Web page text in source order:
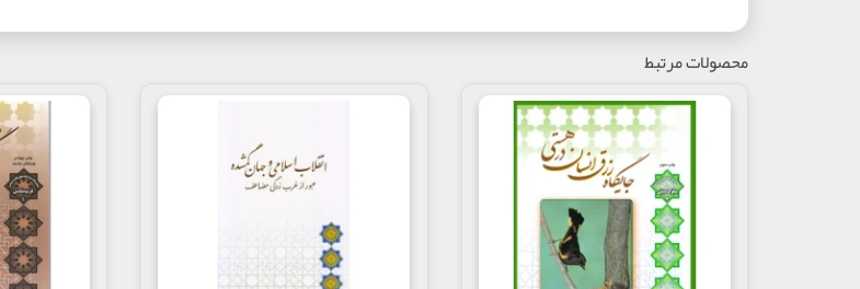
فَحَقّقْتُ الاُمْنِيَةَ و أخْلَصْتُ النِيّةَ و جَرَّدْتُ الْقَصدَ و الْهِمَّةَ الى إبرازِ هذا الكتاب كما حَدَّهُ لي رسولُ الله(ص) مِنْ غَيرِ
عبادهِ الَّذينَ لَيسَ لِلشَّيطانِ عَلَيْهم سلطانٌ، و أن يَخُصَّني في جميعِ ما يَرْقُمُهُ بَناني و يَنطِقُ بِهِ لِساني و يَنْطَوي عَلَيهِ جَناني
الْإعْتِصامي، حتّى أكونَ مُتَرْجِماً لا مُتَحَكِّماً، لِيَتَحَقَّقَ مَن يَقِفُ عَلَيهِ مِن أهلِ اللهِ، أصحابِ الْقُلوبِ، أنَّهُ مِن مَقامِ
تعالى- لَمّا سَمِعَ دُعائي قَدْ أجابَ نِدائى. فَما اَلْقي إلّا ما يُلقِي إليَّ، و لا اُنَزِلُ في هذا المسطورِ إلّا ما يُنَزِّلُ بِهِ عَلَيَّ
پس مقصود و مطلوب رسول الله(ص)را محقق گردانيدم و نيّتم را خالص كردم و قصد و همّتم را تجريد نمودم
كم و زياد، و از خدا خواستم كه مرا در إبراز اين كتاب و در جميع احوالم از آن بندگانش بگرداند كه
زبانم بيان مى‏كند و دلم در مى‏نوردد و مى‏گيرد، به القاى سبوحى و دميدن روحى در جانم تأييد كند تا به مضمون
اهل الله اصحاب قلوب كه بر او واقف مى‏شوند بر ايشان محقق گردد و ثابت شود كه اين كتاب از مقام تقديس
اميدوارم كه حق تعالى چون دعايم را شنود، ندايم را لبيك گويد. پس من القاء نمى‏كنم مگر آنچه به من
رسول نيستم بلكه وارثم و براى آخرتم حارث.
فَمِنَ اللهِ فَاسْمَعُوا و اِلَى اللهِ فَارْجِعُوا
محصولات مرتبط